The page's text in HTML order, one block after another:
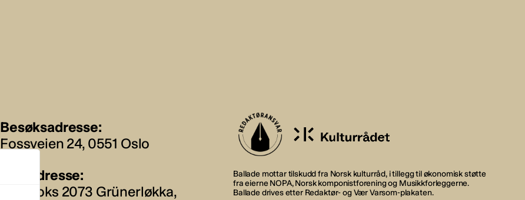
Besøksadresse:
Fossveien 24, 0551 Oslo
Postadresse:
Postboks 2073 Grünerløkka,
Ballade mottar tilskudd fra Norsk kulturråd, i tillegg til økonomisk støtte
fra eierne NOPA, Norsk komponistforening og Musikkforleggerne.
Ballade drives etter Redaktør- og Vær Varsom-plakaten.